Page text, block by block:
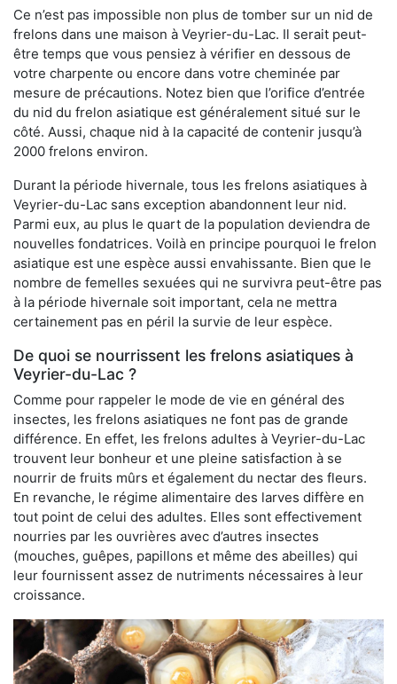
Ce n’est pas impossible non plus de tomber sur un nid de
frelons dans une maison à Veyrier-du-Lac. Il serait peut-
être temps que vous pensiez à vérifier en dessous de
votre charpente ou encore dans votre cheminée par
mesure de précautions. Notez bien que l’orifice d’entrée
du nid du frelon asiatique est généralement situé sur le
côté. Aussi, chaque nid à la capacité de contenir jusqu’à
2000 frelons environ.
Durant la période hivernale, tous les frelons asiatiques à
Veyrier-du-Lac sans exception abandonnent leur nid.
Parmi eux, au plus le quart de la population deviendra de
nouvelles fondatrices. Voilà en principe pourquoi le frelon
asiatique est une espèce aussi envahissante. Bien que le
nombre de femelles sexuées qui ne survivra peut-être pas
à la période hivernale soit important, cela ne mettra
certainement pas en péril la survie de leur espèce.
De quoi se nourrissent les frelons asiatiques à
Veyrier-du-Lac ?
Comme pour rappeler le mode de vie en général des
insectes, les frelons asiatiques ne font pas de grande
différence. En effet, les frelons adultes à Veyrier-du-Lac
trouvent leur bonheur et une pleine satisfaction à se
nourrir de fruits mûrs et également du nectar des fleurs.
En revanche, le régime alimentaire des larves diffère en
tout point de celui des adultes. Elles sont effectivement
nourries par les ouvrières avec d’autres insectes
(mouches, guêpes, papillons et même des abeilles) qui
leur fournissent assez de nutriments nécessaires à leur
croissance.